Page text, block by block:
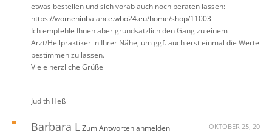
etwas bestellen und sich vorab auch noch beraten lassen:
https://womeninbalance.wbo24.eu/home/shop/11003
Ich empfehle Ihnen aber grundsätzlich den Gang zu einem
Arzt/Heilpraktiker in Ihrer Nähe, um ggf. auch erst einmal die Werte
bestimmen zu lassen.
Viele herzliche Grüße
Judith Heß
Barbara LZum Antworten anmelden OKTOBER 25, 20